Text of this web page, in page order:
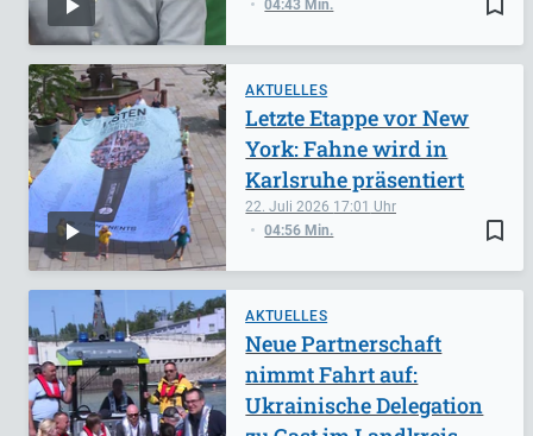
04:43 Min.
AKTUELLES
bookmark_border
22. Juli 2026 17:01
04:56 Min.
Letzte Etappe vor New
York: Fahne wird in
Karlsruhe präsentiert
AKTUELLES
Neue Partnerschaft
nimmt Fahrt auf:
Ukrainische Delegation